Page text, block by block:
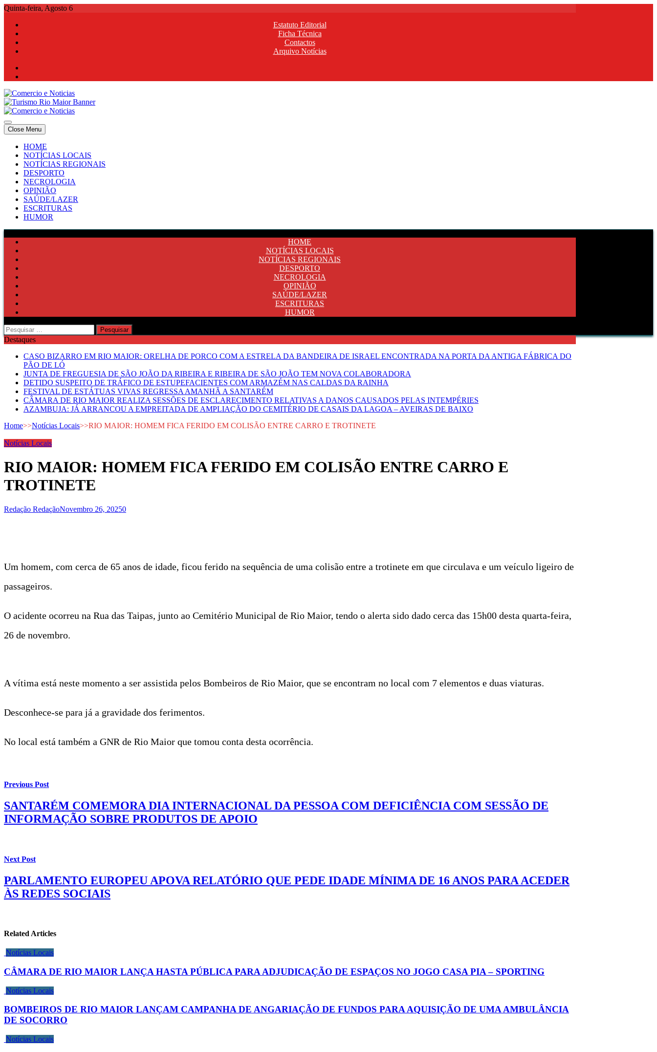
Skip
content
Quinta-feira, Agosto 6
Estatuto Editorial
Ficha Técnica
Contactos
Arquivo Notícias
Comercio e Noticias
Notícias e Publicidade Online
Comercio e Noticias
Notícias e Publicidade Online
Close Menu
HOME
NOTÍCIAS LOCAIS
NOTÍCIAS REGIONAIS
DESPORTO
NECROLOGIA
OPINIÃO
SAÚDE/LAZER
ESCRITURAS
HUMOR
HOME
NOTÍCIAS LOCAIS
NOTÍCIAS REGIONAIS
DESPORTO
NECROLOGIA
OPINIÃO
SAÚDE/LAZER
ESCRITURAS
HUMOR
Pesquisar
por:
Destaques
CASO BIZARRO EM RIO MAIOR: ORELHA DE PORCO COM A ESTRELA DA BANDEIRA DE ISRAEL ENCONTRADA NA PORTA DA ANTIGA FÁBRICA DO
PÃO DE LÓ
JUNTA DE FREGUESIA DE SÃO JOÃO DA RIBEIRA E RIBEIRA DE SÃO JOÃO TEM NOVA COLABORADORA
DETIDO SUSPEITO DE TRÁFICO DE ESTUPEFACIENTES COM ARMAZÉM NAS CALDAS DA RAINHA
FESTIVAL DE ESTÁTUAS VIVAS REGRESSA AMANHÃ A SANTARÉM
CÂMARA DE RIO MAIOR REALIZA SESSÕES DE ESCLARECIMENTO RELATIVAS A DANOS CAUSADOS PELAS INTEMPÉRIES
AZAMBUJA: JÁ ARRANCOU A EMPREITADA DE AMPLIAÇÃO DO CEMITÉRIO DE CASAIS DA LAGOA – AVEIRAS DE BAIXO
Home>>Notícias Locais>>RIO MAIOR: HOMEM FICA FERIDO EM COLISÃO ENTRE CARRO E TROTINETE
Notícias Locais
RIO MAIOR: HOMEM FICA FERIDO EM COLISÃO ENTRE CARRO E
TROTINETE
Redação RedaçãoNovembro 26, 20250
Um homem, com cerca de 65 anos de idade, ficou ferido na sequência de uma colisão entre a trotinete em que circulava e um veículo ligeiro de
passageiros.
O acidente ocorreu na Rua das Taipas, junto ao Cemitério Municipal de Rio Maior, tendo o alerta sido dado cerca das 15h00 desta quarta-feira,
26 de novembro.
A vítima está neste momento a ser assistida pelos Bombeiros de Rio Maior, que se encontram no local com 7 elementos e duas viaturas.
Desconhece-se para já a gravidade dos ferimentos.
No local está também a GNR de Rio Maior que tomou conta desta ocorrência.
Previous Post
SANTARÉM COMEMORA DIA INTERNACIONAL DA PESSOA COM DEFICIÊNCIA COM SESSÃO DE
INFORMAÇÃO SOBRE PRODUTOS DE APOIO
Next Post
PARLAMENTO EUROPEU APOVA RELATÓRIO QUE PEDE IDADE MÍNIMA DE 16 ANOS PARA ACEDER
ÀS REDES SOCIAIS
Related Articles
Notícias Locais
CÂMARA DE RIO MAIOR LANÇA HASTA PÚBLICA PARA ADJUDICAÇÃO DE ESPAÇOS NO JOGO CASA PIA – SPORTING
Notícias Locais
BOMBEIROS DE RIO MAIOR LANÇAM CAMPANHA DE ANGARIAÇÃO DE FUNDOS PARA AQUISIÇÃO DE UMA AMBULÂNCIA
DE SOCORRO
Notícias Locais